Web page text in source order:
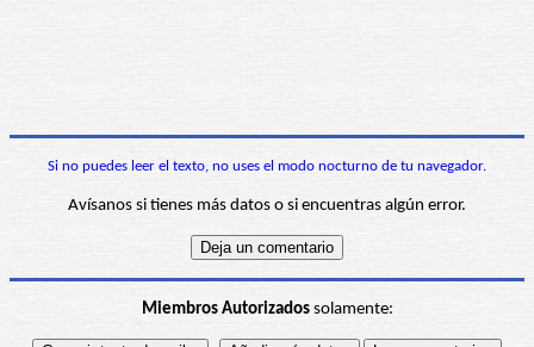
Si no puedes leer el texto, no uses el modo nocturno de tu navegador.
Avísanos si tienes más datos o si encuentras algún error.
Miembros Autorizadossolamente: